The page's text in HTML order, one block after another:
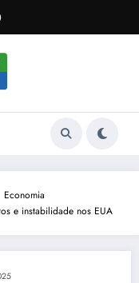
Economia
e instabilidade nos EUA